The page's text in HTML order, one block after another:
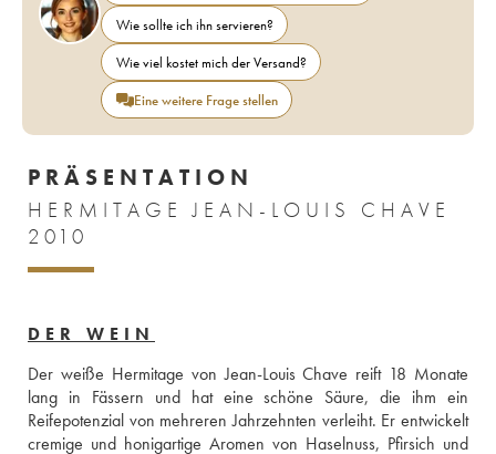
Wie sollte ich ihn servieren?
Wie viel kostet mich der Versand?
Eine weitere Frage stellen
PRÄSENTATION
HERMITAGE JEAN-LOUIS CHAVE
2010
DER WEIN
Der weiße Hermitage von Jean-Louis Chave reift 18 Monate
lang in Fässern und hat eine schöne Säure, die ihm ein
Reifepotenzial von mehreren Jahrzehnten verleiht. Er entwickelt
cremige und honigartige Aromen von Haselnuss, Pfirsich und